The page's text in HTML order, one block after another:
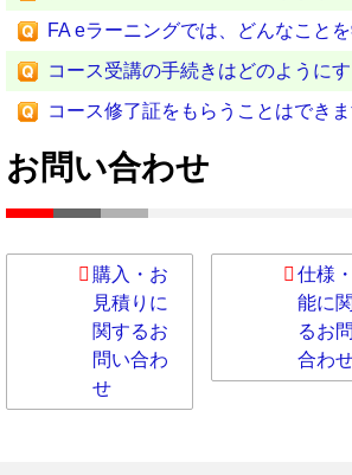
FA eラーニングでは、どんなこと
コース受講の手続きはどのように
コース修了証をもらうことはできま
お問い合わせ
購入・お
見積りに
関するお
問い合わ
せ
仕様
能に
るお
合わ